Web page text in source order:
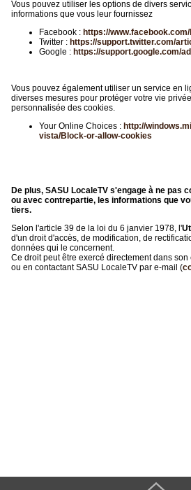
Vous pouvez utiliser les options de divers
informations que vous leur fournissez
Facebook : https://
Twitter : https://support.twitter.com/
Google : https://support.google.com/
Vous pouvez également utiliser un service en
diverses mesures pour protéger votre vie
personnalisée des cookies.
Your Online Choices : http://
vista/Block-or-allow-cookies
De plus, SASU LocaleTV s'engage à ne pas
ou avec contrepartie, les informations que
tiers.
Selon l'article 39 de la loi du 6 janvier 1978, l'
d'un droit d'accès, de modification, de
données qui le concernent.
Ce droit peut être exercé directement dans
ou en contactant SASU LocaleTV par e-mail (